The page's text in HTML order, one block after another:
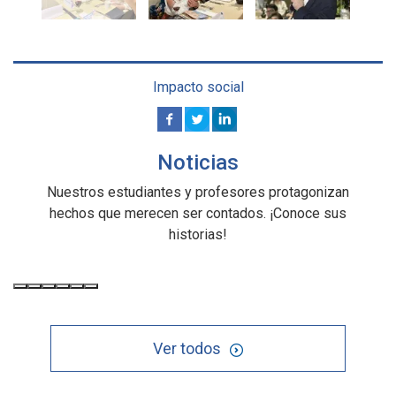
Impacto social
Noticias
Nuestros estudiantes y profesores protagonizan
hechos que merecen ser contados. ¡Conoce sus
historias!
Ver todos